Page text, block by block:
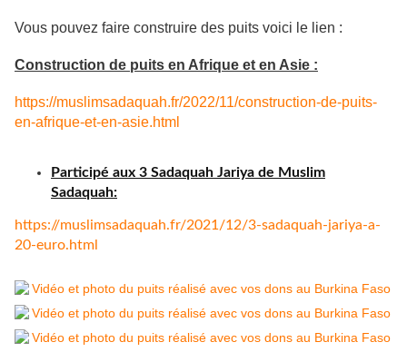
Vous pouvez faire construire des puits voici le lien :
Construction de puits en Afrique et en Asie :
https://muslimsadaquah.fr/2022/11/construction-de-puits-
en-afrique-et-en-asie.html
Participé aux 3 Sadaquah Jariya de Muslim
Sadaquah:
https://muslimsadaquah.fr/2021/12/3-sadaquah-jariya-a-
20-euro.html